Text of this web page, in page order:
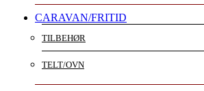
CARAVAN/FRITID
TILBEHØR
TELT/OVN